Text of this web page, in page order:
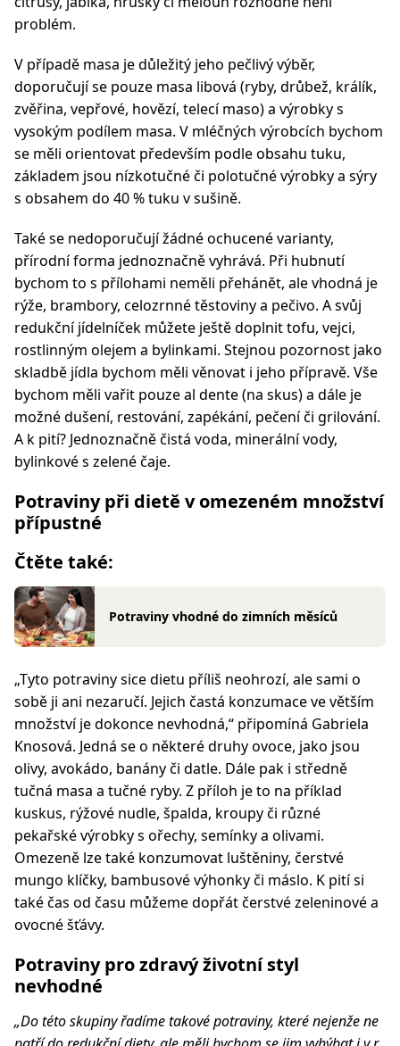
problém.
V případě masa je důležitý jeho pečlivý výběr,
doporučují se pouze masa libová (ryby, drůbež, králík,
zvěřina, vepřové, hovězí, telecí maso) a výrobky s
vysokým podílem masa. V mléčných výrobcích bychom
se měli orientovat především podle obsahu tuku,
základem jsou nízkotučné či polotučné výrobky a sýry
s obsahem do 40 % tuku v sušině.
Také se nedoporučují žádné ochucené varianty,
přírodní forma jednoznačně vyhrává. Při hubnutí
bychom to s přílohami neměli přehánět, ale vhodná je
rýže, brambory, celozrnné těstoviny a pečivo. A svůj
redukční jídelníček můžete ještě doplnit tofu, vejci,
rostlinným olejem a bylinkami. Stejnou pozornost jako
skladbě jídla bychom měli věnovat i jeho přípravě. Vše
bychom měli vařit pouze al dente (na skus) a dále je
možné dušení, restování, zapékání, pečení či grilování.
A k pití? Jednoznačně čistá voda, minerální vody,
bylinkové s zelené čaje.
Potraviny při dietě v omezeném množství
přípustné
Čtěte také:
Potraviny vhodné do zimních měsíců
„Tyto potraviny sice dietu příliš neohrozí, ale sami o
sobě ji ani nezaručí. Jejich častá konzumace ve větším
množství je dokonce nevhodná,“ připomíná Gabriela
Knosová. Jedná se o některé druhy ovoce, jako jsou
olivy, avokádo, banány či datle. Dále pak i středně
tučná masa a tučné ryby. Z příloh je to na příklad
kuskus, rýžové nudle, špalda, kroupy či různé
pekařské výrobky s ořechy, semínky a olivami.
Omezeně lze také konzumovat luštěniny, čerstvé
mungo klíčky, bambusové výhonky či máslo. K pití si
také čas od času můžeme dopřát čerstvé zeleninové a
ovocné šťávy.
Potraviny pro zdravý životní styl
nevhodné
„Do této skupiny řadíme takové potraviny, které nejenže ne